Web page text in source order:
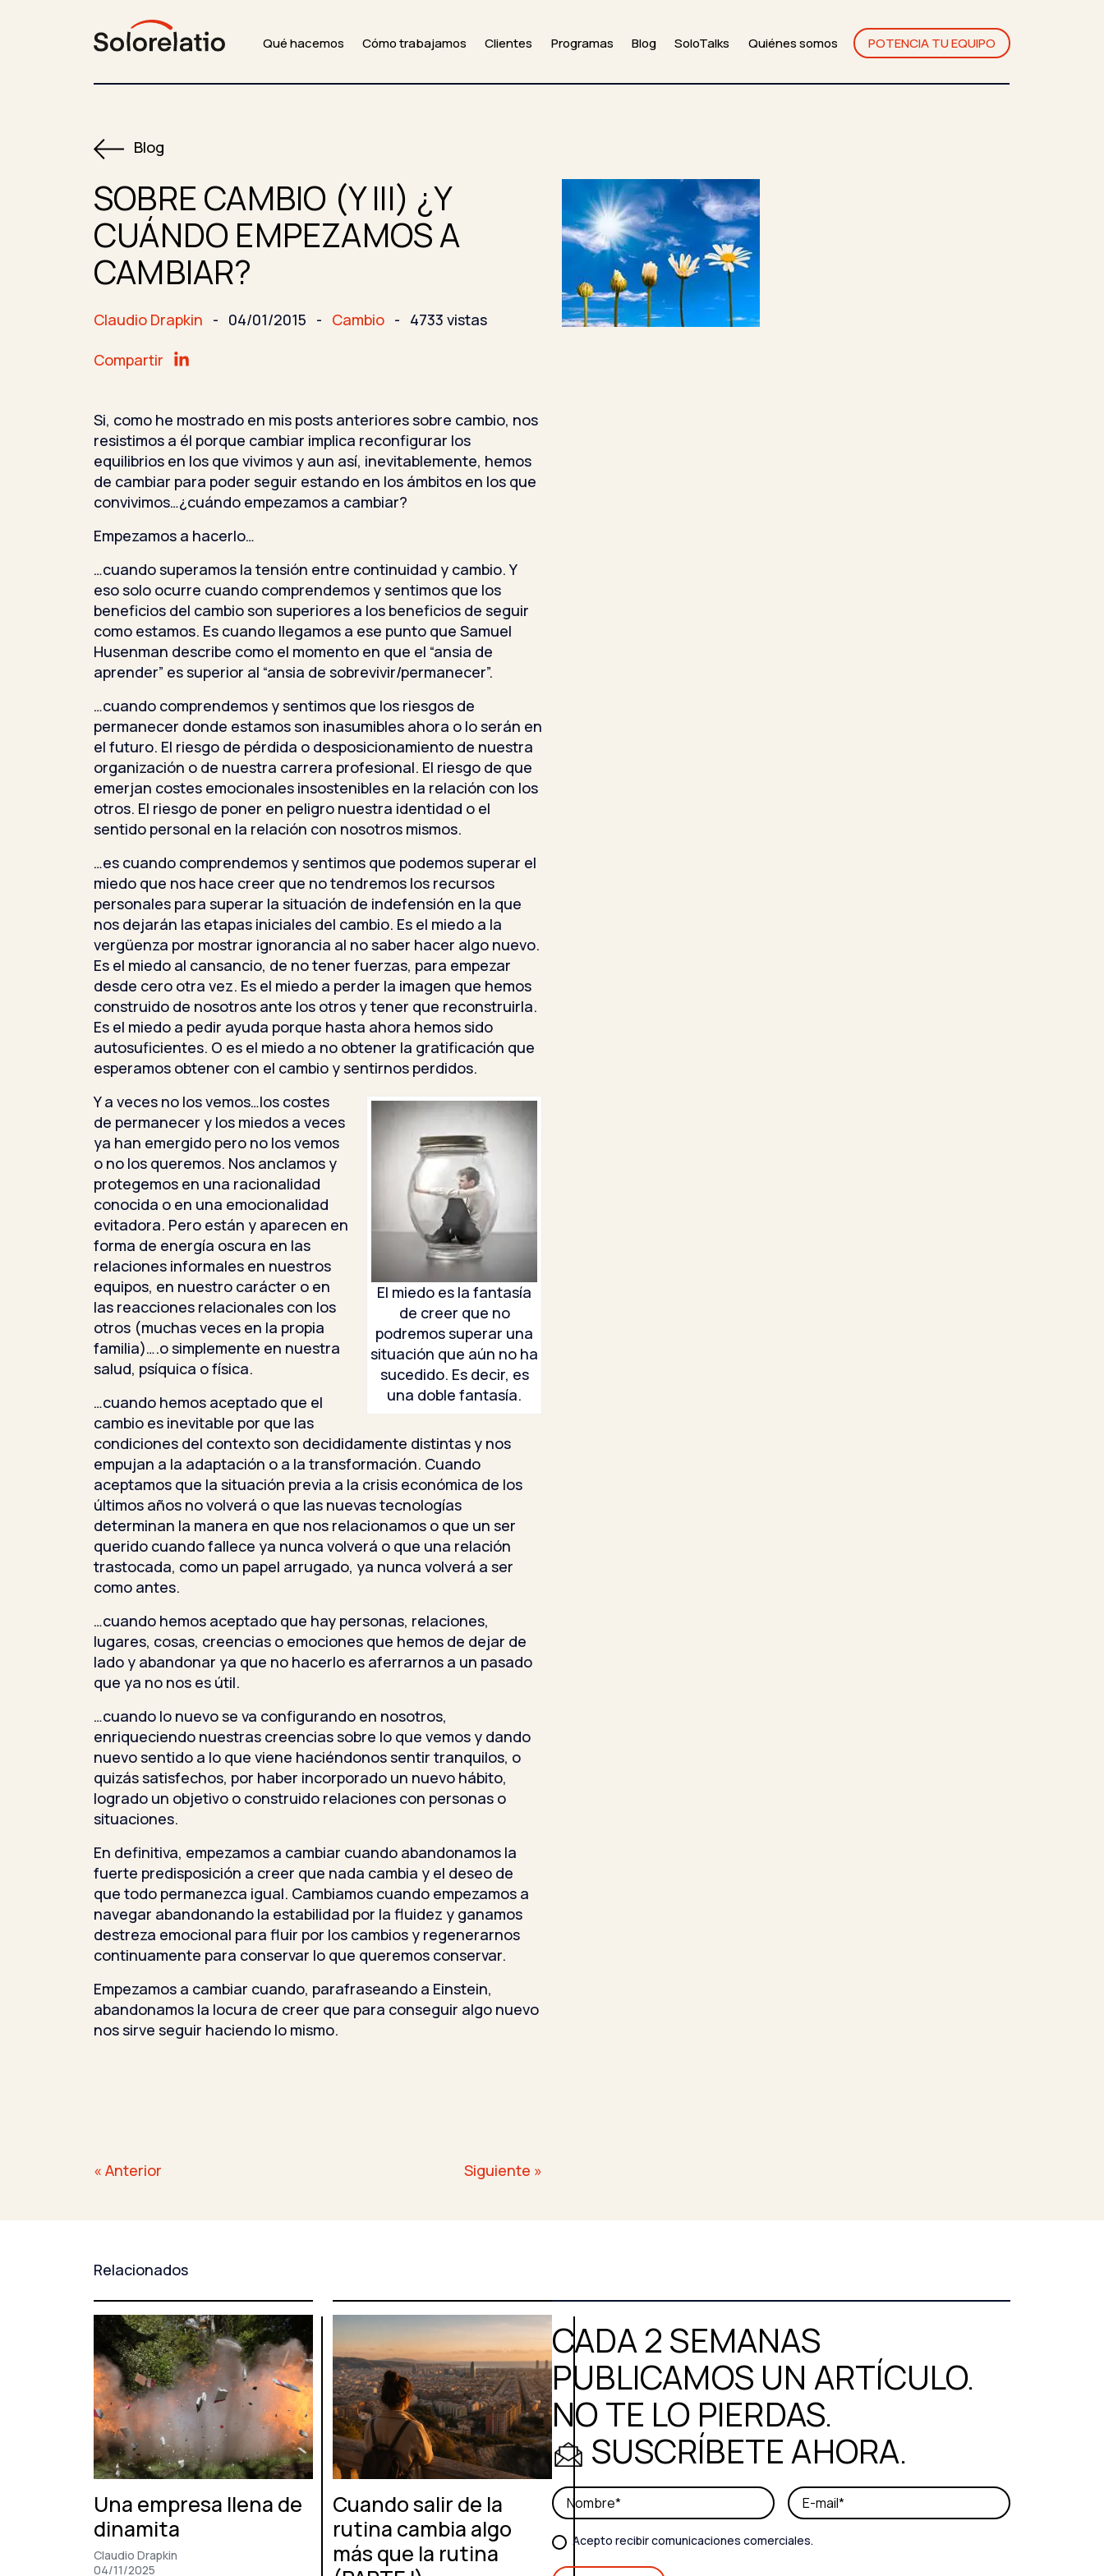
Qué hacemos Cómo trabajamos Clientes Programas Blog SoloTalks Quiénes somos POTENCIA TU EQUIPO
Blog
SOBRE CAMBIO (Y III) ¿Y
CUÁNDO EMPEZAMOS A
CAMBIAR?
Claudio Drapkin - 04/01/2015 - Cambio - 4733 vistas
Compartir
Si, como he mostrado en mis posts anteriores sobre cambio, nos
resistimos a él porque cambiar implica reconfigurar los
equilibrios en los que vivimos y aun así, inevitablemente, hemos
de cambiar para poder seguir estando en los ámbitos en los que
convivimos…¿cuándo empezamos a cambiar?
Empezamos a hacerlo…
…cuando superamos la tensión entre continuidad y cambio. Y
eso solo ocurre cuando comprendemos y sentimos que los
beneficios del cambio son superiores a los beneficios de seguir
como estamos. Es cuando llegamos a ese punto que Samuel
Husenman describe como el momento en que el “ansia de
aprender” es superior al “ansia de sobrevivir/permanecer”.
…cuando comprendemos y sentimos que los riesgos de
permanecer donde estamos son inasumibles ahora o lo serán en
el futuro. El riesgo de pérdida o desposicionamiento de nuestra
organización o de nuestra carrera profesional. El riesgo de que
emerjan costes emocionales insostenibles en la relación con los
otros. El riesgo de poner en peligro nuestra identidad o el
sentido personal en la relación con nosotros mismos.
…es cuando comprendemos y sentimos que podemos superar el
miedo que nos hace creer que no tendremos los recursos
personales para superar la situación de indefensión en la que
nos dejarán las etapas iniciales del cambio. Es el miedo a la
vergüenza por mostrar ignorancia al no saber hacer algo nuevo.
Es el miedo al cansancio, de no tener fuerzas, para empezar
desde cero otra vez. Es el miedo a perder la imagen que hemos
construido de nosotros ante los otros y tener que reconstruirla.
Es el miedo a pedir ayuda porque hasta ahora hemos sido
autosuficientes. O es el miedo a no obtener la gratificación que
esperamos obtener con el cambio y sentirnos perdidos.
El miedo es la fantasía
de creer que no
podremos superar una
situación que aún no ha
sucedido. Es decir, es
una doble fantasía.
Y a veces no los vemos…los costes
de permanecer y los miedos a veces
ya han emergido pero no los vemos
o no los queremos. Nos anclamos y
protegemos en una racionalidad
conocida o en una emocionalidad
evitadora. Pero están y aparecen en
forma de energía oscura en las
relaciones informales en nuestros
equipos, en nuestro carácter o en
las reacciones relacionales con los
otros (muchas veces en la propia
familia)….o simplemente en nuestra
salud, psíquica o física.
…cuando hemos aceptado que el
cambio es inevitable por que las
condiciones del contexto son decididamente distintas y nos
empujan a la adaptación o a la transformación. Cuando
aceptamos que la situación previa a la crisis económica de los
últimos años no volverá o que las nuevas tecnologías
determinan la manera en que nos relacionamos o que un ser
querido cuando fallece ya nunca volverá o que una relación
trastocada, como un papel arrugado, ya nunca volverá a ser
como antes.
…cuando hemos aceptado que hay personas, relaciones,
lugares, cosas, creencias o emociones que hemos de dejar de
lado y abandonar ya que no hacerlo es aferrarnos a un pasado
que ya no nos es útil.
…cuando lo nuevo se va configurando en nosotros,
enriqueciendo nuestras creencias sobre lo que vemos y dando
nuevo sentido a lo que viene haciéndonos sentir tranquilos, o
quizás satisfechos, por haber incorporado un nuevo hábito,
logrado un objetivo o construido relaciones con personas o
situaciones.
En definitiva, empezamos a cambiar cuando abandonamos la
fuerte predisposición a creer que nada cambia y el deseo de
que todo permanezca igual. Cambiamos cuando empezamos a
navegar abandonando la estabilidad por la fluidez y ganamos
destreza emocional para fluir por los cambios y regenerarnos
continuamente para conservar lo que queremos conservar.
Empezamos a cambiar cuando, parafraseando a Einstein,
abandonamos la locura de creer que para conseguir algo nuevo
nos sirve seguir haciendo lo mismo.
Navegación
« Anterior Siguiente »
Relacionados
Una empresa llena de
dinamita
Claudio Drapkin
04/11/2025
Cuando salir de la
rutina cambia algo
más que la rutina
CADA 2 SEMANAS
PUBLICAMOS UN ARTÍCULO.
NO TE LO PIERDAS.
SUSCRÍBETE AHORA.
Acepto recibir comunicaciones comerciales.